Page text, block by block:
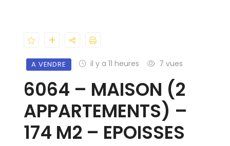
A VENDRE il y a 11 heures 7 vues
6064 – MAISON (2
APPARTEMENTS) –
174 M2 – EPOISSES